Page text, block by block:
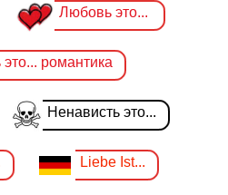
Любовь это...
романтика
Ненависть это...
Liebe Ist...